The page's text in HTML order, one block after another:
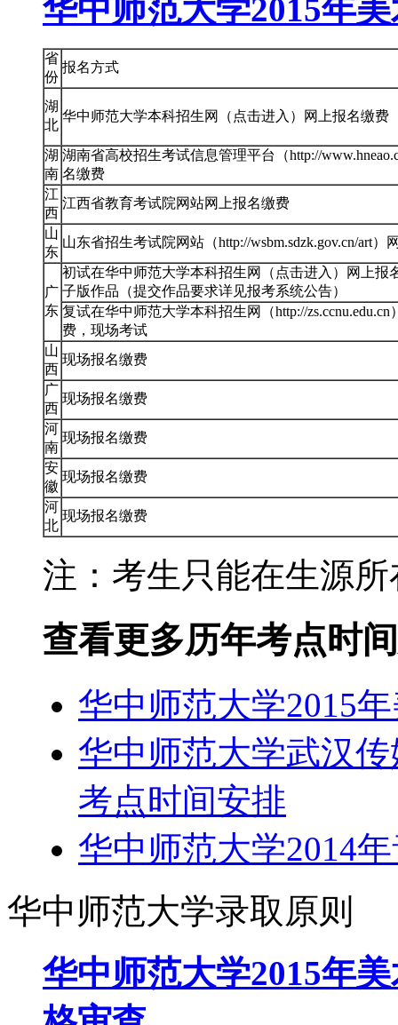
华中师范大学2015年
省
份
报名方式
湖
北
华中师范大学本科招生网（点击进入）网上报名缴费
湖
南
湖南省高校招生考试信息管理平台（http://
名缴费
江
西
江西省教育考试院网站网上报名缴费
山
东
山东省招生考试院网站（http://wsbm.sdzk.gov.cn/art）
广
东
初试在华中师范大学本科招生网（点击进入）网上报
子版作品（提交作品要求详见报考系统公告）
复试在华中师范大学本科招生网（http://zs.ccnu.edu.cn
费，现场考试
山
西
现场报名缴费
广
西
现场报名缴费
河
南
现场报名缴费
安
徽
现场报名缴费
河
北
现场报名缴费
注：考生只能在生源
查看更多历年考点时
华中师范大学2015
华中师范大学武汉
考点时间安排
华中师范大学2014
华中师范大学录取原则
华中师范大学2015年